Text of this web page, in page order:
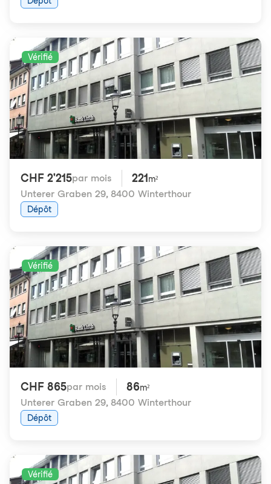
Vérifié
CHF 2'215par mois 221 m²
Unterer Graben 29, 8400 Winterthour
Dépôt
Vérifié
CHF 865par mois 86m²
Unterer Graben 29, 8400 Winterthour
Dépôt
Vérifié